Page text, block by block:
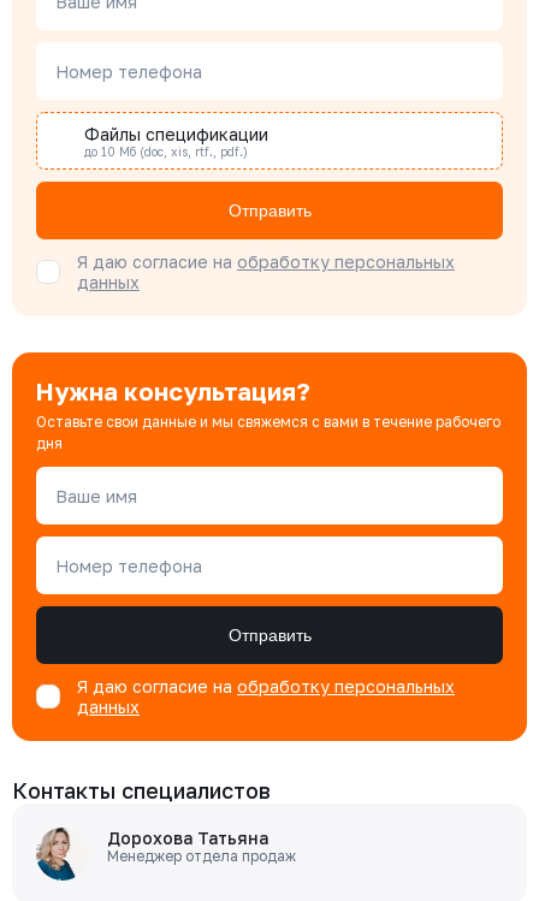
Специалист отдела снабжения
Бондарюк Евгения
Специалист отдела продаж
Номер телефона
Файлы спецификации
до 10 Мб (doc, xis, rtf., pdf.)
Отправить
Я даю согласие на обработку персональных
данных
Нужна консультация?
Оставьте свои данные и мы свяжемся с вами в течение рабочего
дня
Ваше имя
Номер телефона
Отправить
Я даю согласие на обработку персональных
данных
Контакты специалистов
Дорохова Татьяна
Менеджер отдела продаж